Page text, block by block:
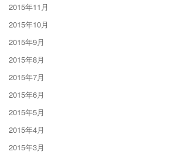
2015年11月
2015年10月
2015年9月
2015年8月
2015年7月
2015年6月
2015年5月
2015年4月
2015年3月